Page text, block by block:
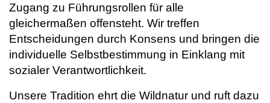
Zugang zu Führungsrollen für alle
gleichermaßen offensteht. Wir treffen
Entscheidungen durch Konsens und bringen die
individuelle Selbstbestimmung in Einklang mit
sozialer Verantwortlichkeit.
Unsere Tradition ehrt die Wildnatur und ruft dazu